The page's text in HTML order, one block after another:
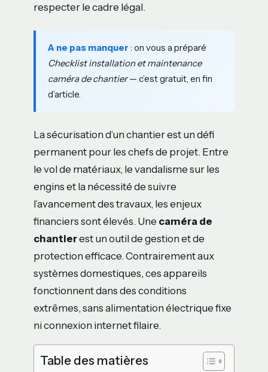
respecter le cadre légal.
A ne pas manquer : on vous a préparé
Checklist installation et maintenance
caméra de chantier— c’est gratuit, en fin
d’article.
La sécurisation d’un chantier est un défi
permanent pour les chefs de projet. Entre
le vol de matériaux, le vandalisme sur les
engins et la nécessité de suivre
l’avancement des travaux, les enjeux
financiers sont élevés. Une caméra de
chantierest un outil de gestion et de
protection efficace. Contrairement aux
systèmes domestiques, ces appareils
fonctionnent dans des conditions
extrêmes, sans alimentation électrique fixe
ni connexion internet filaire.
Table des matières